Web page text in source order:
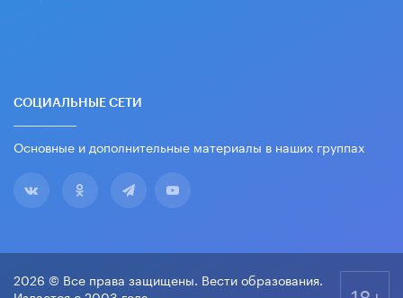
СОЦИАЛЬНЫЕ СЕТИ
Основные и дополнительные материалы в наших группах
2026 © Все права защищены. Вести образования.